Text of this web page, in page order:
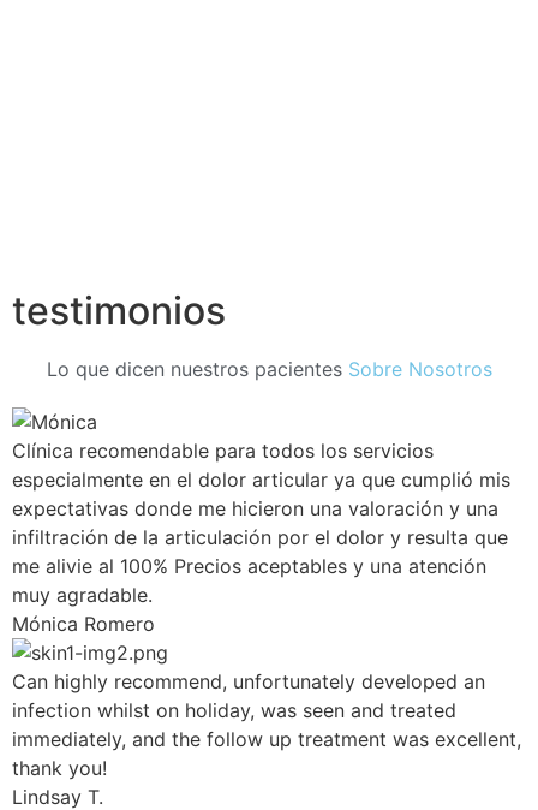
testimonios
Lo que dicen nuestros pacientes Sobre Nosotros
Clínica recomendable para todos los servicios
especialmente en el dolor articular ya que cumplió mis
expectativas donde me hicieron una valoración y una
infiltración de la articulación por el dolor y resulta que
me alivie al 100% Precios aceptables y una atención
muy agradable.
Mónica Romero
Can highly recommend, unfortunately developed an
infection whilst on holiday, was seen and treated
immediately, and the follow up treatment was excellent,
thank you!
Lindsay T.